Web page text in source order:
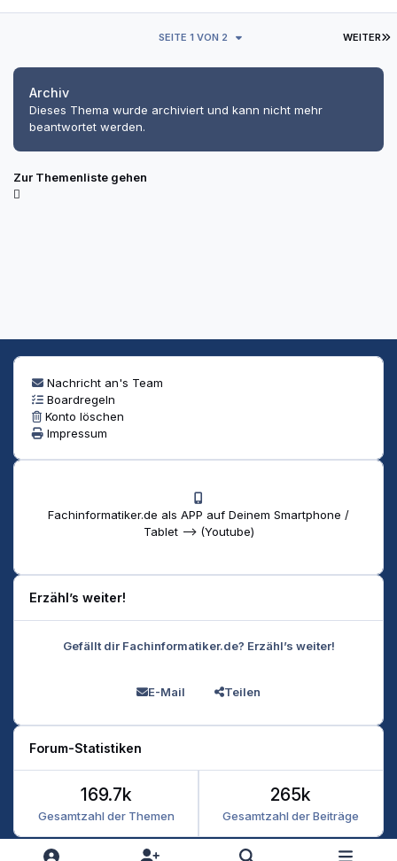
WEITER
SEITE 1 VON 2
Archiv
Dieses Thema wurde archiviert und kann nicht mehr
beantwortet werden.
Zur Themenliste gehen
Nachricht an's Team
Boardregeln
Konto löschen
Impressum
Fachinformatiker.de als APP auf Deinem Smartphone /
Tablet --> (Youtube)
Erzähl’s weiter!
Gefällt dir Fachinformatiker.de? Erzähl’s weiter!
E-Mail Teilen
Forum-Statistiken
Gesamtzahl der Themen
169.7k
Gesamtzahl der Beiträge
265k